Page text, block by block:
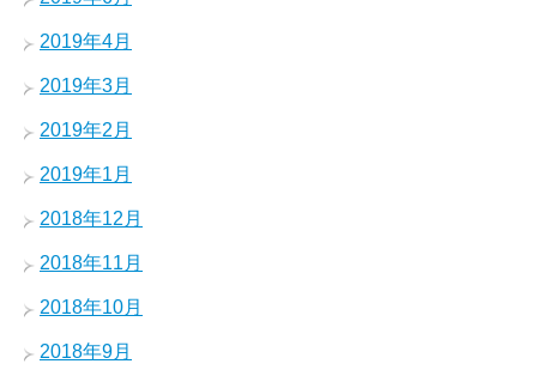
2019年4月
2019年3月
2019年2月
2019年1月
2018年12月
2018年11月
2018年10月
2018年9月